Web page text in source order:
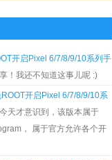
开启Pixel 6/7/8/9/10系列手
！我还不知道这事儿呢 :)
开启Pixel 6/7/8/9/10系
天才意识到，该版本属于
， 属于官方允许各个开